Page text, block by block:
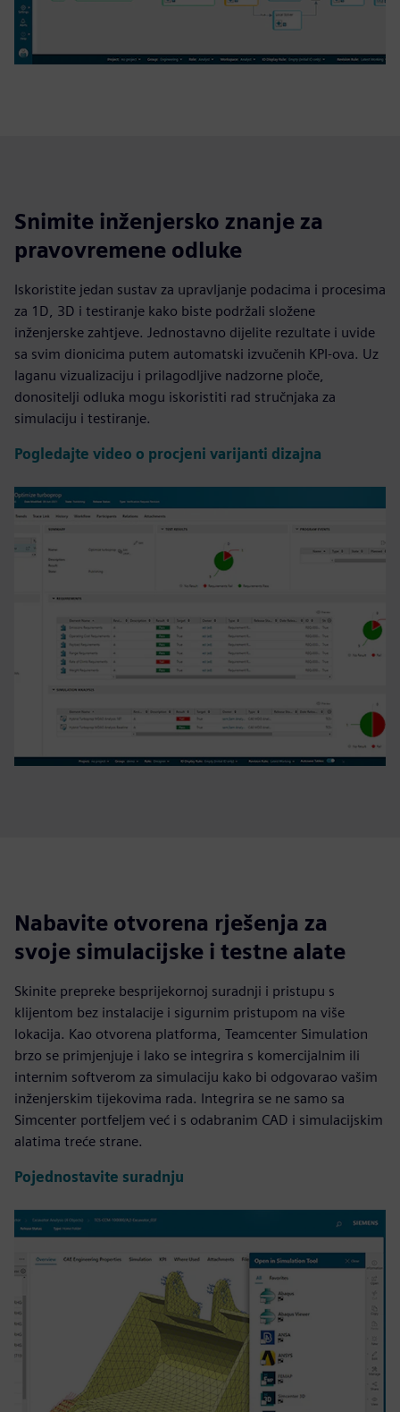
Snimite inženjersko znanje za
pravovremene odluke
Iskoristite jedan sustav za upravljanje podacima i procesima
za 1D, 3D i testiranje kako biste podržali složene
inženjerske zahtjeve. Jednostavno dijelite rezultate i uvide
sa svim dionicima putem automatski izvučenih KPI-ova. Uz
laganu vizualizaciju i prilagodljive nadzorne ploče,
donositelji odluka mogu iskoristiti rad stručnjaka za
simulaciju i testiranje.
Pogledajte video o procjeni varijanti dizajna
Nabavite otvorena rješenja za
svoje simulacijske i testne alate
Skinite prepreke besprijekornoj suradnji i pristupu s
klijentom bez instalacije i sigurnim pristupom na više
lokacija. Kao otvorena platforma, Teamcenter Simulation
brzo se primjenjuje i lako se integrira s komercijalnim ili
internim softverom za simulaciju kako bi odgovarao vašim
inženjerskim tijekovima rada. Integrira se ne samo sa
Simcenter portfeljem već i s odabranim CAD i simulacijskim
alatima treće strane.
Pojednostavite suradnju